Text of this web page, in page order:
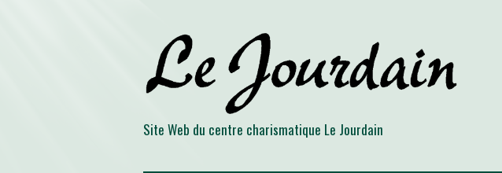
Site Web du centre charismatique Le Jourdain